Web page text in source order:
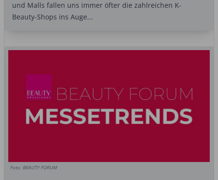
und Malls fallen uns immer öfter die zahlreichen K-
Beauty-Shops ins Auge...
Foto: BEAUTY FORUM